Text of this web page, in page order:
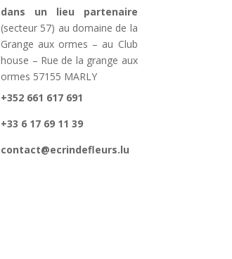
dans un lieu partenaire
(secteur 57) au domaine de la
Grange aux ormes – au Club
house – Rue de la grange aux
ormes 57155 MARLY
+352 661 617 691
+33 6 17 69 11 39
contact@ecrindefleurs.lu